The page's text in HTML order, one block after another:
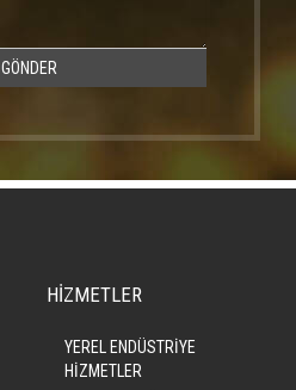
GÖNDER
HİZMETLER
YEREL ENDÜSTRİYE
HİZMETLER